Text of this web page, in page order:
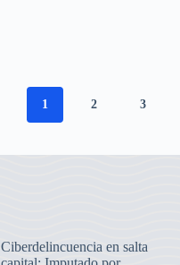
1 2 3
Ciberdelincuencia en salta